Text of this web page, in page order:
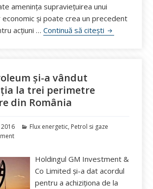
amenința supraviețuirea unui
şi poate crea un precedent
acţiuni …Continuă să citești ROPEPCA
şi-a vândut
la trei perimetre
din România
Categorii
Flux energetic, Petrol si gaze
Holdingul GM Investment &
Co Limited şi-a dat acordul
pentru a achiziţiona de la